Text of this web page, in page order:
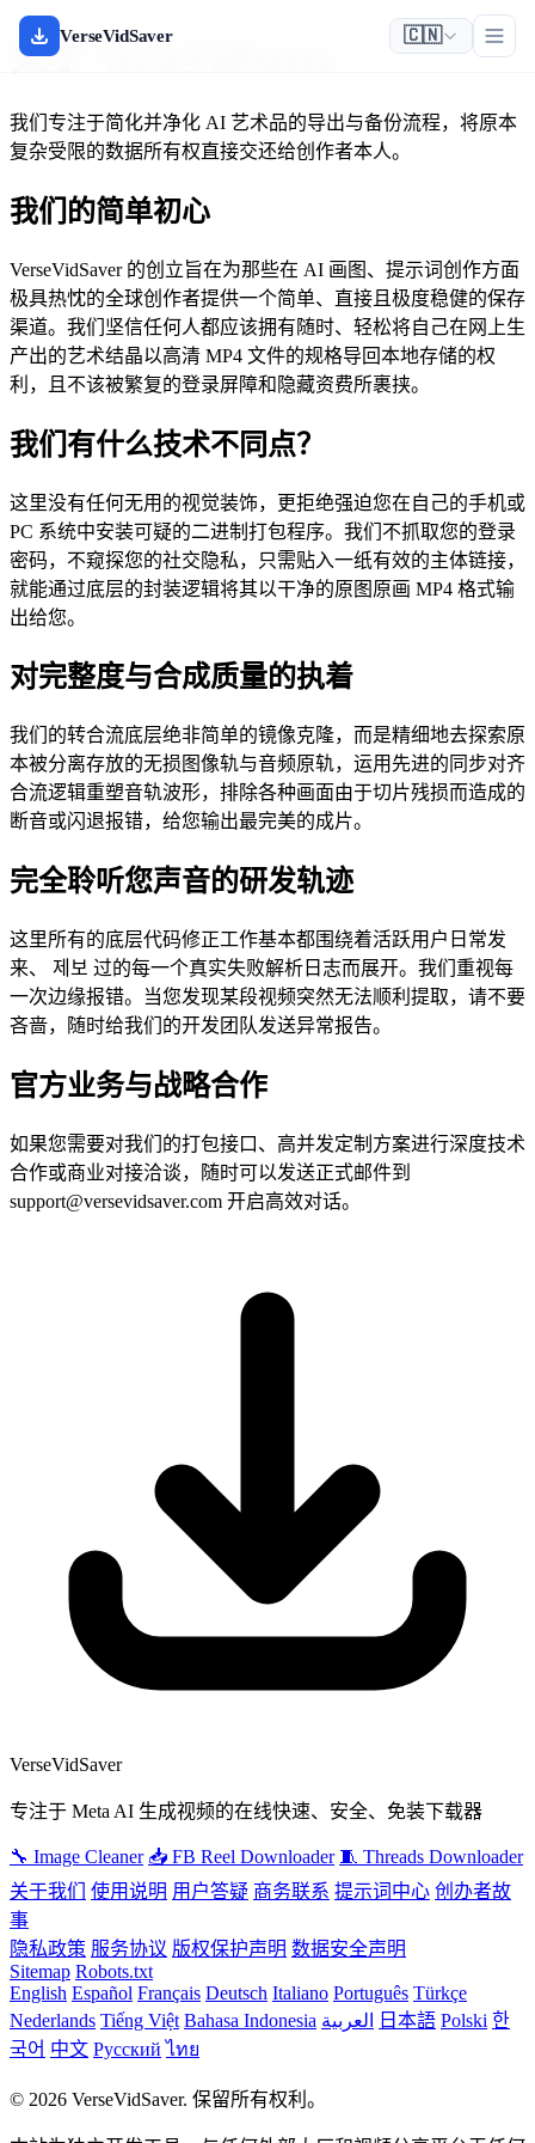
VerseVidSaver 🇨🇳
关于 VerseVidSaver
我们专注于简化并净化 AI 艺术品的导出与备份流程，将原本
复杂受限的数据所有权直接交还给创作者本人。
我们的简单初心
VerseVidSaver 的创立旨在为那些在 AI 画图、提示词创作方面
极具热忱的全球创作者提供一个简单、直接且极度稳健的保存
渠道。我们坚信任何人都应该拥有随时、轻松将自己在网上生
产出的艺术结晶以高清 MP4 文件的规格导回本地存储的权
利，且不该被繁复的登录屏障和隐藏资费所裹挟。
我们有什么技术不同点？
这里没有任何无用的视觉装饰，更拒绝强迫您在自己的手机或
PC 系统中安装可疑的二进制打包程序。我们不抓取您的登录
密码，不窥探您的社交隐私，只需贴入一纸有效的主体链接，
就能通过底层的封装逻辑将其以干净的原图原画 MP4 格式输
出给您。
对完整度与合成质量的执着
我们的转合流底层绝非简单的镜像克隆，而是精细地去探索原
本被分离存放的无损图像轨与音频原轨，运用先进的同步对齐
合流逻辑重塑音轨波形，排除各种画面由于切片残损而造成的
断音或闪退报错，给您输出最完美的成片。
完全聆听您声音的研发轨迹
这里所有的底层代码修正工作基本都围绕着活跃用户日常发
来、 제보 过的每一个真实失败解析日志而展开。我们重视每
一次边缘报错。当您发现某段视频突然无法顺利提取，请不要
吝啬，随时给我们的开发团队发送异常报告。
官方业务与战略合作
如果您需要对我们的打包接口、高并发定制方案进行深度技术
合作或商业对接洽谈，随时可以发送正式邮件到
support@versevidsaver.com 开启高效对话。
VerseVidSaver
专注于 Meta AI 生成视频的在线快速、安全、免装下载器
🔧 Image Cleaner 📥 FB Reel Downloader 🧵 Threads Downloader
关于我们
使用说明 用户答疑 商务联系 提示词中心 创办者故
事
隐私政策 服务协议 版权保护声明 数据安全声明
Sitemap Robots.txt
English Español Français Deutsch Italiano Português Türkçe
Nederlands Tiếng Việt Bahasa Indonesia العربية 日本語 Polski 한
국어 中文 Русский ไทย
© 2026 VerseVidSaver. 保留所有权利。